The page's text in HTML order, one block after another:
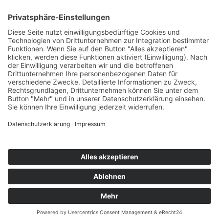
07631 / 97396-204
mgm@lkbh.de
Rechtliches
Impressum
Datenschutz
Cookie-Einstellungen
Quicklinks